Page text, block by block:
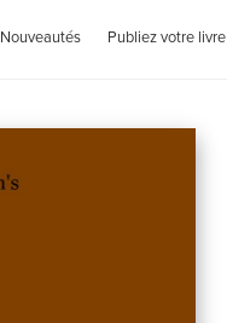
Nouveautés Publiez votre livre